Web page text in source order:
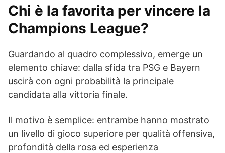
Chi è la favorita per vincere la
Champions League?
Guardando al quadro complessivo, emerge un
elemento chiave: dalla sfida tra PSG e Bayern
uscirà con ogni probabilità la principale
candidata alla vittoria finale.
Il motivo è semplice: entrambe hanno mostrato
un livello di gioco superiore per qualità offensiva,
profondità della rosa ed esperienza